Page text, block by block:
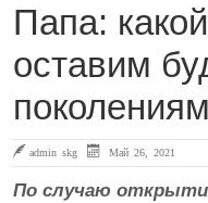
Папа:
оставим
admin skg Май 26, 2021
По случаю